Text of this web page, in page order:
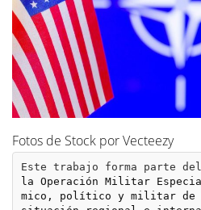
Fotos de Stock por Vecteezy
Este trabajo forma parte
la Operación Militar
mico, político y militar de